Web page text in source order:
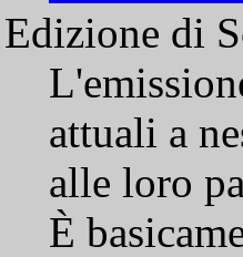
Edizione di
attuali a
alle loro
È